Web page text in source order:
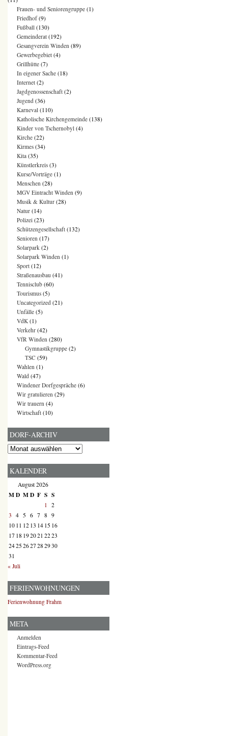
Frauen- und Seniorengruppe (1)
Friedhof(9)
Fußball (130)
Gemeinderat (192)
Gesangverein Winden (89)
Gewerbegebiet (4)
Grillhütte (7)
In eigener Sache (18)
Internet (2)
Jagdgenossenschaft (2)
Jugend (36)
Karneval (110)
Katholische Kirchengemeinde (138)
Kinder von Tschernobyl (4)
Kirche (22)
Kirmes (34)
Kita (35)
Künstlerkreis (3)
Kurse/Vorträge (1)
Menschen (28)
MGV Eintracht Winden (9)
Musik & Kultur (28)
Natur (14)
Polizei (23)
Schützengesellschaft (132)
Senioren (17)
Solarpark (2)
Solarpark Winden (1)
Sport (12)
Straßenausbau (41)
Tennisclub (60)
Tourismus (5)
Uncategorized (21)
Unfälle (5)
VdK (1)
Verkehr (42)
VfR Winden (280)
Gymnastikgruppe (2)
TSC (59)
Wahlen (1)
Wald (47)
Windener Dorfgespräche (6)
Wir gratulieren (29)
Wir trauern (4)
Wirtschaft (10)
DORF-ARCHIV
Dorf-
KALENDER
August 2026
MD MD F S S
1 2
3 4 5 6 7 8 9
10 11 12 13 14 15 16
17 18 192021 2223
2425 2627 28 2930
31
« Juli
FERIENWOHNUNGEN
Ferienwohnung Frahm
META
Anmelden
Eintrags-Feed
Kommentar-Feed
WordPress.org